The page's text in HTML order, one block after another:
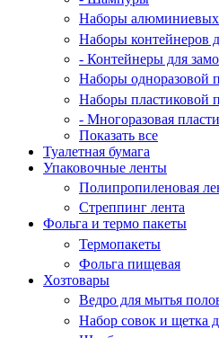
Наборы
Наборы контейнеров
- Контейнеры для
Наборы одноразовой
Наборы пластиковой
- Многоразовая
Показать все
Туалетная бумага
Упаковочные ленты
Полипропиленовая
Стреппинг лента
Фольга и термо пакеты
Термопакеты
Фольга пищевая
Хозтовары
Ведро для мытья
Набор совок и щетка